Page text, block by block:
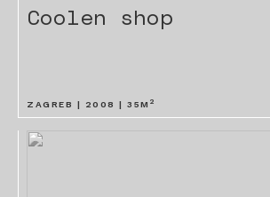
Coolen shop
ZAGREB | 2008 | 35M 2